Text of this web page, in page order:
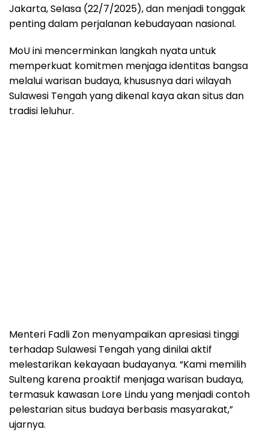
Jakarta, Selasa (22/7/2025), dan menjadi tonggak
penting dalam perjalanan kebudayaan nasional.
MoU ini mencerminkan langkah nyata untuk
memperkuat komitmen menjaga identitas bangsa
melalui warisan budaya, khususnya dari wilayah
Sulawesi Tengah yang dikenal kaya akan situs dan
tradisi leluhur.
Menteri Fadli Zon menyampaikan apresiasi tinggi
terhadap Sulawesi Tengah yang dinilai aktif
melestarikan kekayaan budayanya. “Kami memilih
Sulteng karena proaktif menjaga warisan budaya,
termasuk kawasan Lore Lindu yang menjadi contoh
pelestarian situs budaya berbasis masyarakat,”
ujarnya.